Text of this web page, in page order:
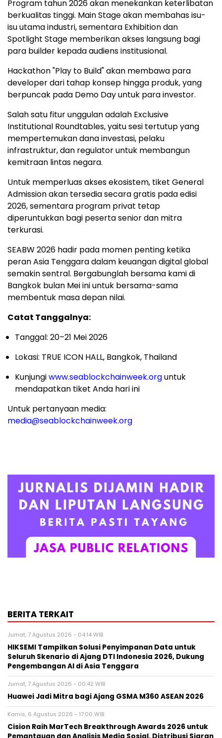
Program tahun 2026 akan menekankan keterlibatan
berkualitas tinggi. Main Stage akan membahas isu-
isu utama industri, sementara Exhibition dan
Spotlight Stage memberikan akses langsung bagi
para builder kepada audiens institusional.
Hackathon "Play to Build" akan membawa para
developer dari tahap konsep hingga produk, yang
berpuncak pada Demo Day untuk para investor.
Salah satu fitur unggulan adalah Exclusive
Institutional Roundtables, yaitu sesi tertutup yang
mempertemukan dana investasi, pelaku
infrastruktur, dan regulator untuk membangun
kemitraan lintas negara.
Untuk memperluas akses ekosistem, tiket General
Admission akan tersedia secara gratis pada edisi
2026, sementara program privat tetap
diperuntukkan bagi peserta senior dan mitra
terkurasi.
SEABW 2026 hadir pada momen penting ketika
peran Asia Tenggara dalam keuangan digital global
semakin sentral. Bergabunglah bersama kami di
Bangkok bulan Mei ini untuk bersama-sama
membentuk masa depan nilai.
Catat Tanggalnya:
Tanggal: 20–21 Mei 2026
Lokasi: TRUE ICON HALL, Bangkok, Thailand
Kunjungiwww.seablockchainweek.orguntuk
mendapatkan tiket Anda hari ini
Untuk pertanyaan media:
media@seablockchainweek.org
BERITA TERKAIT
Jumat, 7 Agustus 2026 - 04:14 WIB
HIKSEMI Tampilkan Solusi Penyimpanan Data untuk
Seluruh Skenario di Ajang DTI Indonesia 2026, Dukung
Pengembangan AI di Asia Tenggara
Jumat, 7 Agustus 2026 - 00:42 WIB
Huawei Jadi Mitra bagi Ajang GSMA M360 ASEAN 2026
Kamis, 6 Agustus 2026 - 17:00 WIB
Cision Raih MarTech Breakthrough Awards 2026 untuk